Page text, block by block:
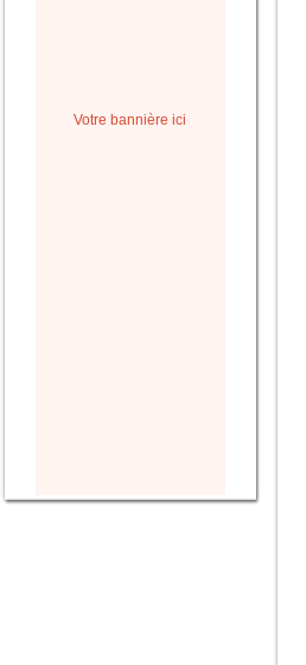
Votre bannière ici